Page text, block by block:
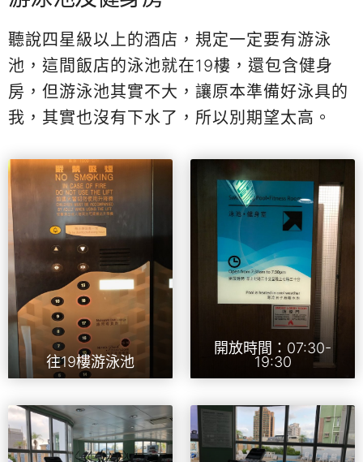
聽說四星級以上的酒店，規定一定要有游泳
池，這間飯店的泳池就在19樓，還包含健身
房，但游泳池其實不大，讓原本準備好泳具的
我，其實也沒有下水了，所以別期望太高。
往19樓游泳池
開放時間：07:30-
19:30